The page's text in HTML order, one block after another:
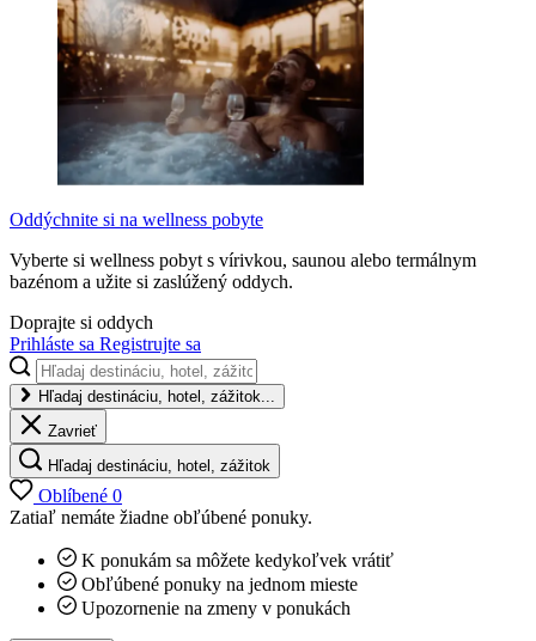
Oddýchnite si na wellness pobyte
Vyberte si wellness pobyt s vírivkou, saunou alebo termálnym
bazénom a užite si zaslúžený oddych.
Doprajte si oddych
Prihláste sa Registrujte sa
Hľadaj destináciu, hotel, zážitok...
Zavrieť
Hľadaj destináciu, hotel, zážitok
Oblíbené 0
Zatiaľ nemáte žiadne obľúbené ponuky.
K ponukám sa môžete kedykoľvek vrátiť
Obľúbené ponuky na jednom mieste
Upozornenie na zmeny v ponukách